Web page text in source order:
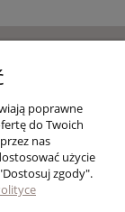
poprawne
do Twoich
nas
użycie
zgody".